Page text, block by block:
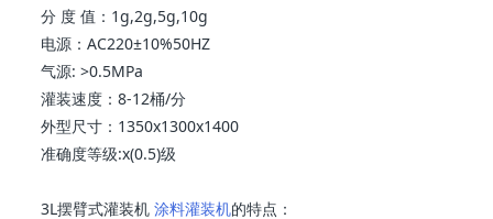
分 度 值：1g,2g,5g,10g
电源：AC220±10%50HZ
气源: >0.5MPa
灌装速度：8-12桶/分
外型尺寸：1350x1300x1400
准确度等级:x(0.5)级
3L摆臂式灌装机涂料灌装机的特点：